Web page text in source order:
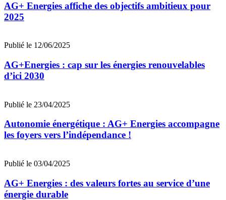
AG+ Energies affiche des objectifs ambitieux pour
2025
Publié le 12/06/2025
AG+Energies : cap sur les énergies renouvelables
d’ici 2030
Publié le 23/04/2025
Autonomie énergétique : AG+ Energies accompagne
les foyers vers l’indépendance !
Publié le 03/04/2025
AG+ Energies : des valeurs fortes au service d’une
énergie durable